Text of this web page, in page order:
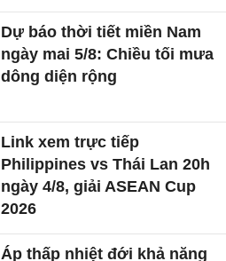
Dự báo thời tiết miền Nam
ngày mai 5/8: Chiều tối mưa
dông diện rộng
Link xem trực tiếp
Philippines vs Thái Lan 20h
ngày 4/8, giải ASEAN Cup
2026
Áp thấp nhiệt đới khả năng